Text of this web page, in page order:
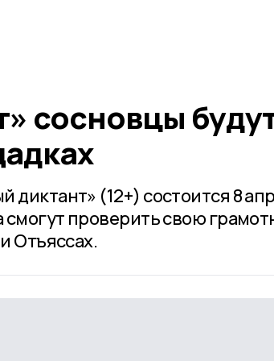
сосновцы
диктант» (12+) состоится 8
проверить свою
Отъяссах.